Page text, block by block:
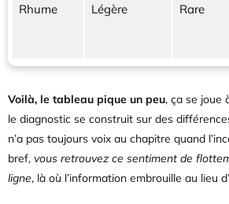
Rhume
Légère Rare
Voilà, le tableau pique un peu, ça se joue
le diagnostic se construit sur des
n’a pas toujours voix au chapitre quand
bref, vous retrouvez ce sentiment de
ligne, là où l’information embrouille au lieu